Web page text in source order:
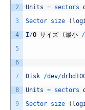
2
3
4
5
6
7
8
9
Units = sectors
Sector size (
I/O サイズ (最小 /
Disk /dev/
Units = sectors
Sector size (